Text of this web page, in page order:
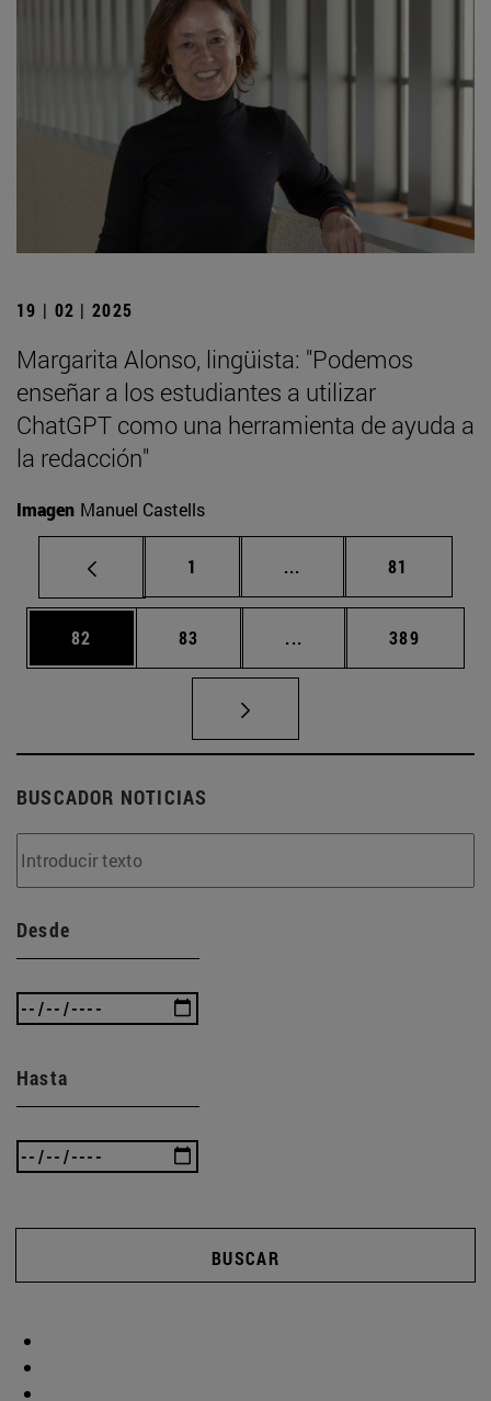
19 | 02 | 2025
Margarita Alonso, lingüista: "Podemos
enseñar a los estudiantes a utilizar
ChatGPT como una herramienta de ayuda a
la redacción"
Imagen Manuel Castells
Página
1 ... Páginas intermedias
Página
81
Página
82 Página
83 ... Páginas intermedias
Página
389
BUSCADOR NOTICIAS
Desde
Hasta
BUSCAR